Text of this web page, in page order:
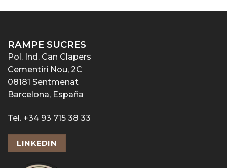
RAMPE SUCRES
Pol. Ind. Can Clapers
Cementiri Nou, 2C
08181 Sentmenat
Barcelona, España
Tel. +34 93 715 38 33
LINKEDIN